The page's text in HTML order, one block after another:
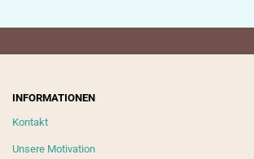
INFORMATIONEN
Kontakt
Unsere Motivation